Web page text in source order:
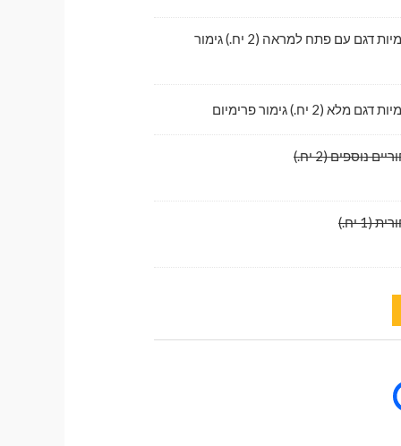
לדלתות קדמיות דגם עם פתח למראה (2 יח.) גימור
(2 יח.) גימור פרימיום
נוספים (2 יח.)
(1 יח.)